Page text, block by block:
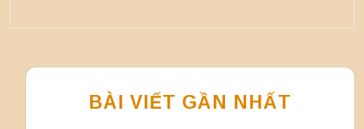
BÀI VIẾT GẦN NHẤT